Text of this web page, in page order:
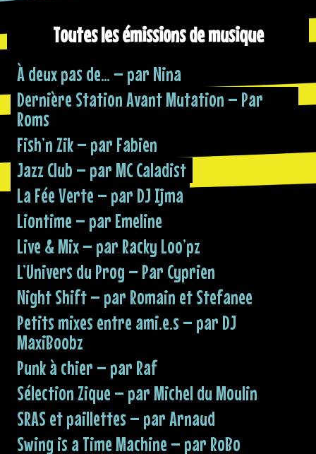
Toutes les émissions de musique
À deux pas de… – par Nina
Dernière Station Avant Mutation – Par
Roms
Fish’n Zik – par Fabien
Jazz Club – par MC Caladist
La Fée Verte – par DJ Ijma
Liontime – par Emeline
Live & Mix – par Racky Loo’pz
L’Univers du Prog – Par Cyprien
Night Shift – par Romain et Stefanee
Petits mixes entre ami.e.s – par DJ
MaxiBoobz
Punk à chier – par Raf
Sélection Zique – par Michel du Moulin
SRAS et paillettes – par Arnaud
Swing is a Time Machine – par RoBo